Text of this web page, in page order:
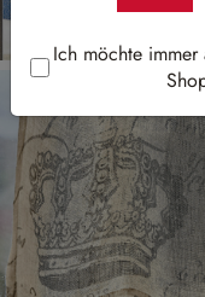
Ich möchte